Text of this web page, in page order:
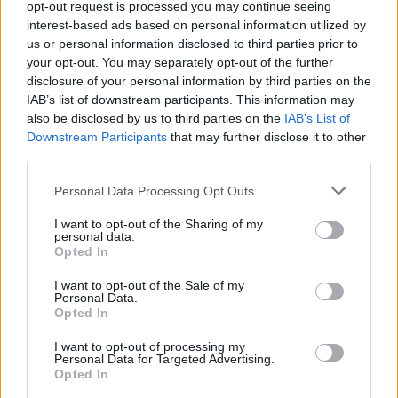
opt-out request is processed you may continue seeing
interest-based ads based on personal information utilized by
us or personal information disclosed to third parties prior to
your opt-out. You may separately opt-out of the further
disclosure of your personal information by third parties on the
IAB’s list of downstream participants. This information may
also be disclosed by us to third parties on the IAB’s List of
Downstream Participants that may further disclose it to other
Personal Data Processing Opt Outs
I want to opt-out of the Sharing of my
personal data.
Opted In
I want to opt-out of the Sale of my
Personal Data.
Opted In
I want to opt-out of processing my
Personal Data for Targeted Advertising.
Opted In
Njerëzimi ka shpenzuar
burimet vjetore të Tokës
dhe po jeton në “borxh”
ekologjik
Administrata Trump
planifikon mbylljen e pesë
konsullatave amerikane,
përfshirë atë në Kanada
gjatë Covid-19,
nënkomisioni i Senatit
Anthony Fauci-t
Sekuestrohen më shumë
vepronte në Spanjë dhe